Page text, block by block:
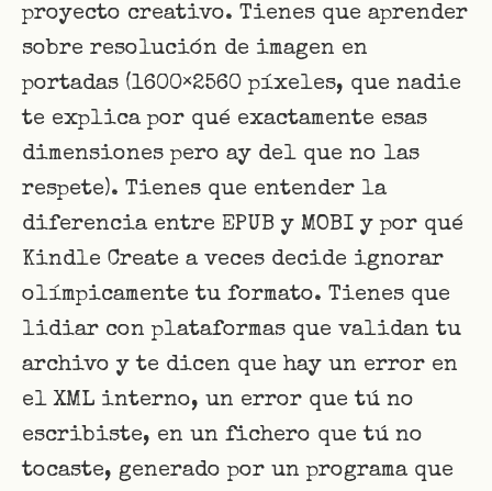
proyecto creativo. Tienes que aprender
sobre resolución de imagen en
portadas (1600×2560 píxeles, que nadie
te explica por qué exactamente esas
dimensiones pero ay del que no las
respete). Tienes que entender la
diferencia entre EPUB y MOBI y por qué
Kindle Create a veces decide ignorar
olímpicamente tu formato. Tienes que
lidiar con plataformas que validan tu
archivo y te dicen que hay un error en
el XML interno, un error que tú no
escribiste, en un fichero que tú no
tocaste, generado por un programa que